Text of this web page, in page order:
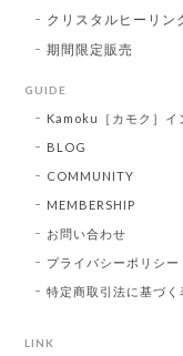
クリスタルヒーリン
期間限定販売
GUIDE
Kamoku［カモク］イ
BLOG
COMMUNITY
MEMBERSHIP
お問い合わせ
プライバシーポリシー
特定商取引法に基づく
LINK